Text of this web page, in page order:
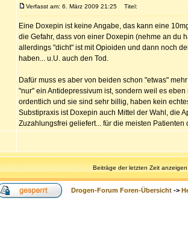
Verfasst am: 6. März 2009 21:25 Titel:
Eine Doxepin ist keine Angabe, das kann eine
die Gefahr, dass von einer Doxepin (nehme an du
allerdings "dicht" ist mit Opioiden und dann noch
haben... u.U. auch den Tod.
Dafür muss es aber von beiden schon "etwas"
"nur" ein Antidepressivum ist, sondern weil es
ordentlich und sie sind sehr billig, haben kein
Substipraxis ist Doxepin auch Mittel der Wahl, die
Zuzahlungsfrei geliefert... für die meisten
Beiträge der letzten Zeit
Drogen-Forum Foren-Übersicht ->